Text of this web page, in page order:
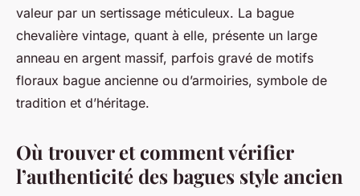
valeur par un sertissage méticuleux. La bague
chevalière vintage, quant à elle, présente un large
anneau en argent massif, parfois gravé de motifs
floraux bague ancienne ou d’armoiries, symbole de
tradition et d’héritage.
Où trouver et comment vérifier
l’authenticité des bagues style ancien